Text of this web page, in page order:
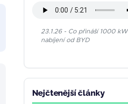
23.1.26 - Co přináší 1000 kW
nabíjení od BYD
Nejčtenější články